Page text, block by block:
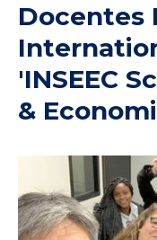
Docentes
'INSEEC
&